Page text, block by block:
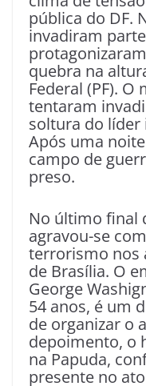
pública do DF.
invadiram
quebra na
Federal (PF).
tentaram
soltura do líder
Após uma
campo de
preso.
No último final
agravou-se
terrorismo nos
de Brasília. O
George
54 anos, é um
de organizar o
depoimento, o
na Papuda,
presente no